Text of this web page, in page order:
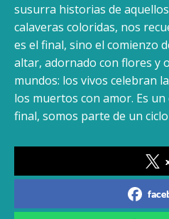
susurra historias de
calaveras coloridas, nos
es el final, sino el comienzo
altar, adornado con flores y
mundos: los vivos celebran
los muertos con amor. Es
final, somos parte de un